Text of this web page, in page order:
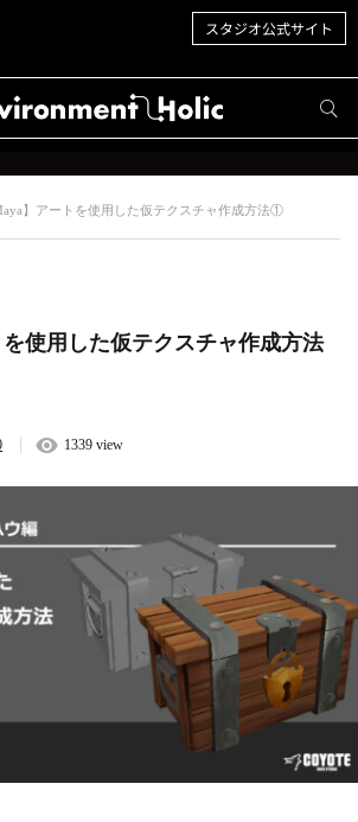
スタジオ公式サイト
】アートを使用した仮テクスチャ作成方法①
を使用した仮テクスチャ作成方法
1339 view
サイト内検索